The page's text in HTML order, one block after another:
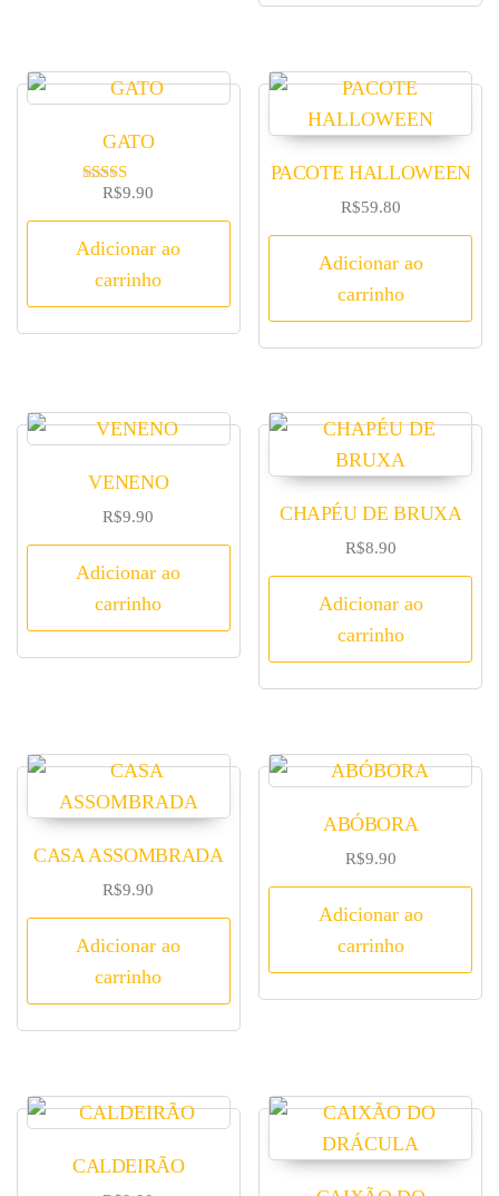
GATO
Avaliaç
de 5
R$9.90
Adicionar ao
carrinho
PACOTE HALLOWEEN
R$59.80
Adicionar ao
carrinho
VENENO
R$9.90
Adicionar ao
carrinho
CHAPÉU DE BRUXA
R$8.90
Adicionar ao
carrinho
CASA ASSOMBRADA
R$9.90
Adicionar ao
carrinho
ABÓBORA
R$9.90
Adicionar ao
carrinho
CALDEIRÃO